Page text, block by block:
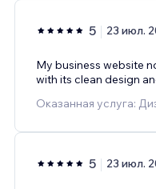
5 23 июл.
My business website
with its clean design
Оказанная услуга:
5 23 июл.